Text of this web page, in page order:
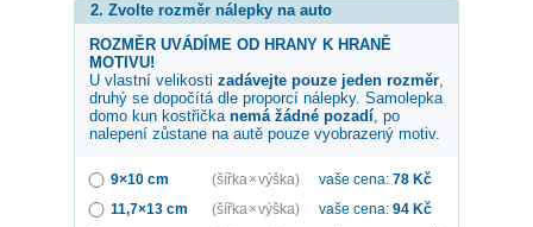
2. Zvolte rozměr nálepky na auto
ROZMĚR UVÁDÍME OD HRANY K HRANĚ
MOTIVU!
U vlastní velikosti zadávejte pouze jeden rozměr,
druhý se dopočítá dle proporcí nálepky. Samolepka
domo kun kostřička nemá žádné pozadí, po
nalepení zůstane na autě pouze vyobrazený motiv.
9×10 cm (šířka × výška) vaše cena: 78 Kč
11,7×13 cm
(šířka × výška) vaše cena: 94 Kč